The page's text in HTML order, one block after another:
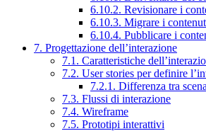
6.10.2. Revisionare i
6.10.3. Migrare i
6.10.4. Pubblicare i
7. Progettazione dell’interazione
7.1. Caratteristiche
7.2. User stories per definire
7.2.1. Differenza tra
7.3. Flussi di interazione
7.4. Wireframe
7.5. Prototipi interattivi